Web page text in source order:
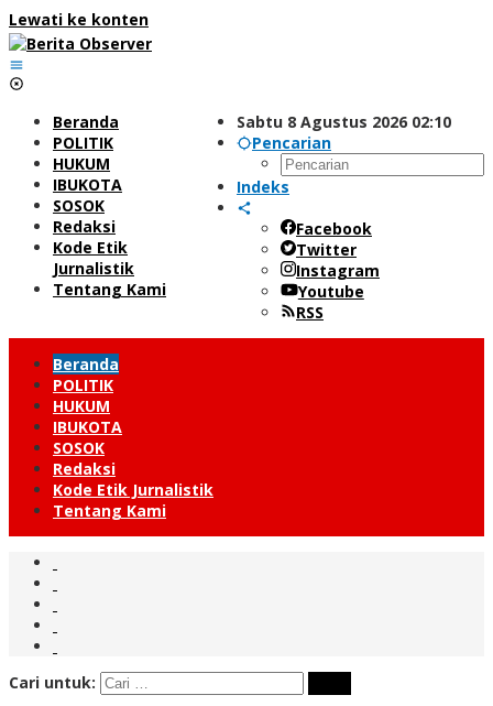
Lewati ke konten
Sabtu 8 Agustus 2026 02:10
Pencarian
Indeks
Facebook
Twitter
Instagram
Youtube
RSS
Beranda
POLITIK
HUKUM
IBUKOTA
SOSOK
Redaksi
Kode Etik
Jurnalistik
Tentang Kami
Beranda
POLITIK
HUKUM
IBUKOTA
SOSOK
Redaksi
Kode Etik Jurnalistik
Tentang Kami
Cari untuk: